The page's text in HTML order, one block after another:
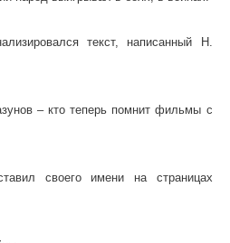
текст, написанный Н.
– кто теперь помнит фильмы с
своего имени на страницах